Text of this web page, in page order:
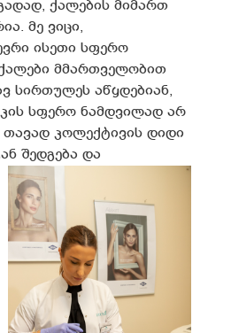
ქალების მიმართ
მე ვიცი,
ისეთი სფერო
მმართველობით
სირთულეს აწყდებიან,
სფერო ნამდვილად არ
თავად კოლექტივის დიდი
შედგება და